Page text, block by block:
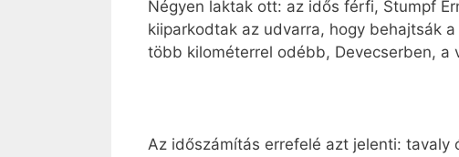
Négyen laktak ott: az idős férfi, Stumpf
kiiparkodtak az udvarra, hogy behajtsák
több kilométerrel odébb, Devecserben,
Az időszámítás errefelé azt jelenti: